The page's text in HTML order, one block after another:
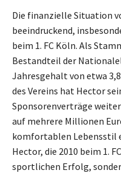
Die finanzielle Situation
beeindruckend,
beim 1. FC Köln. Als
Bestandteil der
Jahresgehalt von etwa
des Vereins hat Hector
Sponsorenverträge
auf mehrere Millionen
komfortablen Lebensstil
Hector, die 2010 beim 1.
sportlichen Erfolg,